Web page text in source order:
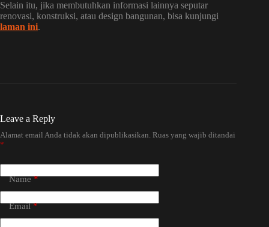
Selain itu, jika membutuhkan informasi lainnya seputar
renovasi, konstruksi, atau design bangunan, bisa kunjungi
laman ini.
Leave a Reply
Alamat email Anda tidak akan dipublikasikan. Ruas yang wajib ditandai
*
Name*
Email*